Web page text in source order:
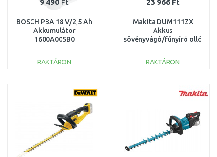
9 490 Ft
BOSCH PBA 18 V/2,5 Ah
Akkumulátor
1600A005B0
RAKTÁRON
Összehasonlítás
23 966 Ft
Makita DUM111ZX
Akkus
sövényvágó/fűnyíró olló
töltő nélkül
RAKTÁRON
Összehasonlítás